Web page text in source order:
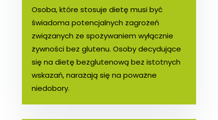
Osoba, które stosuje dietę musi być
świadoma potencjalnych zagrożeń
związanych ze spożywaniem wyłącznie
żywności bez glutenu. Osoby decydujące
się na dietę bezglutenową bez istotnych
wskazań, narażają się na poważne
niedobory.